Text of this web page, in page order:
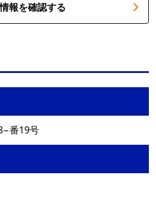
報を確認する
番19号